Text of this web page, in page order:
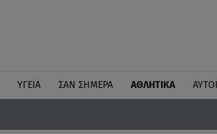
ΥΓΕΙΑ ΣΑΝ ΣΗΜΕΡΑ ΑΘΛΗΤΙΚΑ